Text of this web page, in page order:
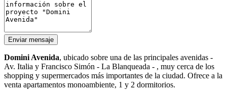
Enviar mensaje
Domini Avenida, ubicado sobre una de las principales avenidas -
Av. Italia y Francisco Simón - La Blanqueada - , muy cerca de los
shopping y supermercados más importantes de la ciudad. Ofrece a la
venta apartamentos monoambiente, 1 y 2 dormitorios.